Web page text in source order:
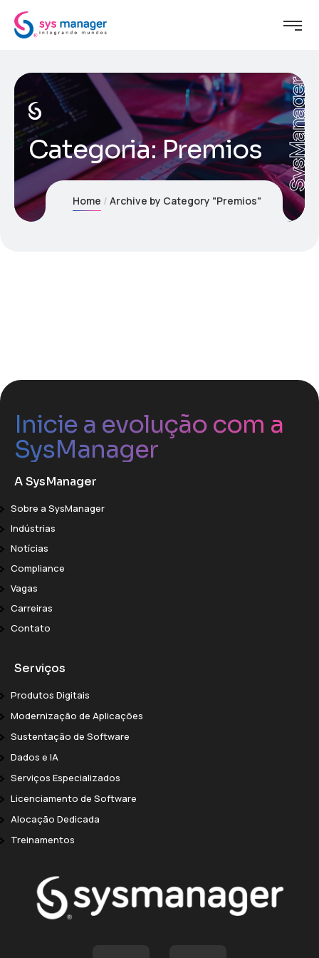
Categoria:Premios SysManager
Home Archive by Category "Premios"
Inicie a evolução com a
SysManager
A SysManager
Sobre a SysManager
Indústrias
Notícias
Compliance
Vagas
Carreiras
Contato
Serviços
Produtos Digitais
Modernização de Aplicações
Sustentação de Software
Dados e IA
Serviços Especializados
Licenciamento de Software
Alocação Dedicada
Treinamentos